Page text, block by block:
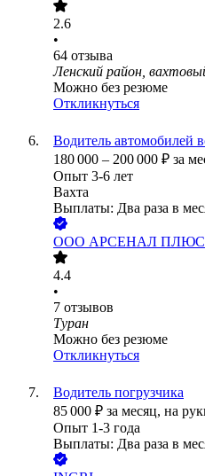
2.6
•
64 отзыва
Ленский район,
Можно без резюме
Откликнуться
Водитель автомобилей
180 000 – 200 000 ₽ за
Опыт 3-6 лет
Вахта
Выплаты: Два раза в
ООО АРСЕНАЛ ПЛЮС
4.4
•
7 отзывов
Туран
Можно без резюме
Откликнуться
Водитель погрузчика
85 000 ₽ за месяц, на
Опыт 1-3 года
Выплаты: Два раза в